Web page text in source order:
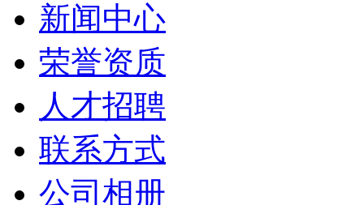
新闻中心
荣誉资质
人才招聘
联系方式
公司相册